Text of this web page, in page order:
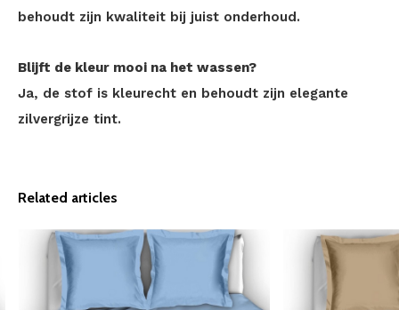
behoudt zijn kwaliteit bij juist onderhoud.
Blijft de kleur mooi na het wassen?
Ja, de stof is kleurecht en behoudt zijn elegante
zilvergrijze tint.
Related articles